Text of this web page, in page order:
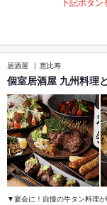
居酒屋 恵比寿
個室居酒屋 九州料理
▼宴会に！自慢の牛タン料理